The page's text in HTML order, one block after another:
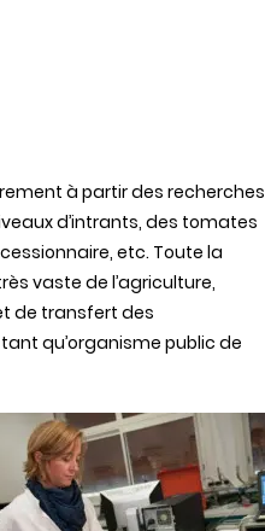
à partir des recherches
d’intrants, des tomates
etc. Toute la
vaste de l’agriculture,
de transfert des
qu’organisme public de